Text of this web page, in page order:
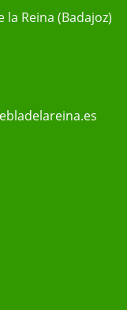
la Reina (Badajoz)